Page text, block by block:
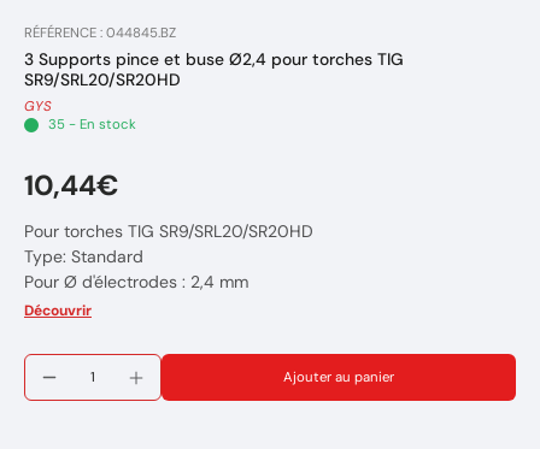
RÉFÉRENCE : 044845.BZ
3 Supports pince et buse Ø2,4 pour torches TIG
SR9/SRL20/SR20HD
GYS
35 - En stock
10,44€
Pour torches TIG SR9/SRL20/SR20HD
Type: Standard
Pour Ø d'électrodes : 2,4 mm
Longueur totale : 26 mm
Découvrir
Ajouter au panier